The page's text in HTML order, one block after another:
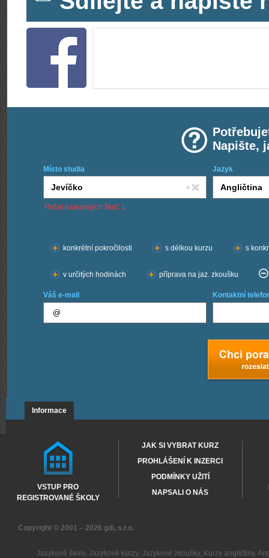
Napište,
Místo studia Jazyk
Počet nalezených škol: 1
konkrétní pokročilosti
s délkou kurzu s
v určitých hodinách příprava na jaz. zkoušku
Váš e-mail Kontaktní
Informace
VSTUP PRO
REGISTROVANÉ ŠKOLY
JAK SI VYBRAT KURZ
PROHLÁŠENÍ K INZERCI
PODMÍNKY UŽITÍ
NAPSALI O NÁS
Copyright © 2001 – 2026 gdi, s.r.o.
Jazykové školy, Jazykové kurzy, Jazykové zkoušky, Kurzy angličtiny,